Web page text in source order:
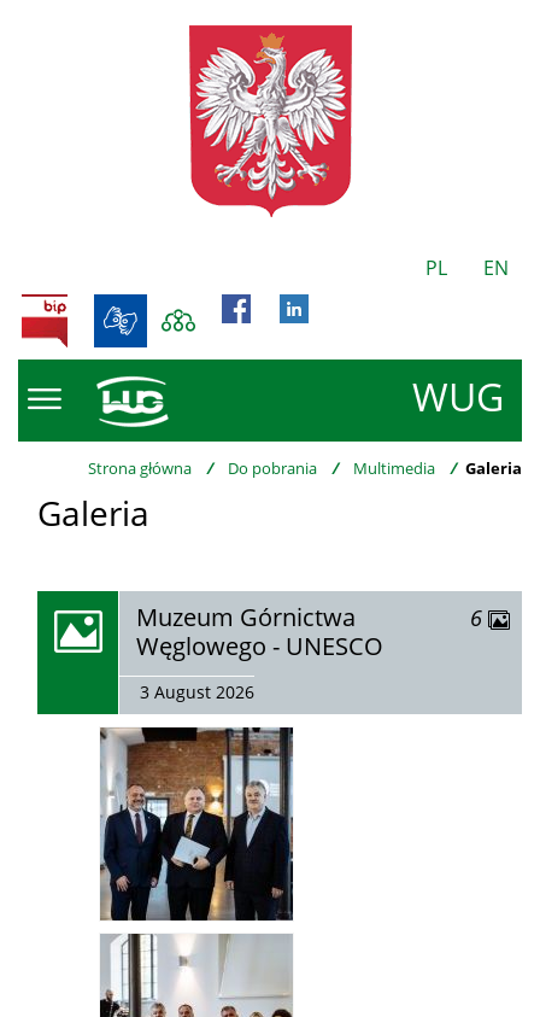
PL EN
WUG
BIP
Strona główna / Do pobrania / Multimedia / Galeria
Galeria
zobacz
galerię:
Muzeum Górnictwa
Węglowego - UNESCO
3 August 2026
6 zdjęć